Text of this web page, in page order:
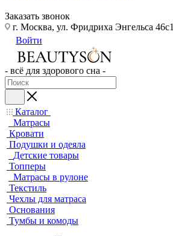
Заказать звонок
г. Москва, ул. Фридриха Энгельса 46с1
Войти
- всё для здорового сна -
Каталог
Матрасы
Кровати
Подушки и одеяла
Детские товары
Топперы
Матрасы в рулоне
Текстиль
Чехлы для матраса
Основания
Тумбы и комоды